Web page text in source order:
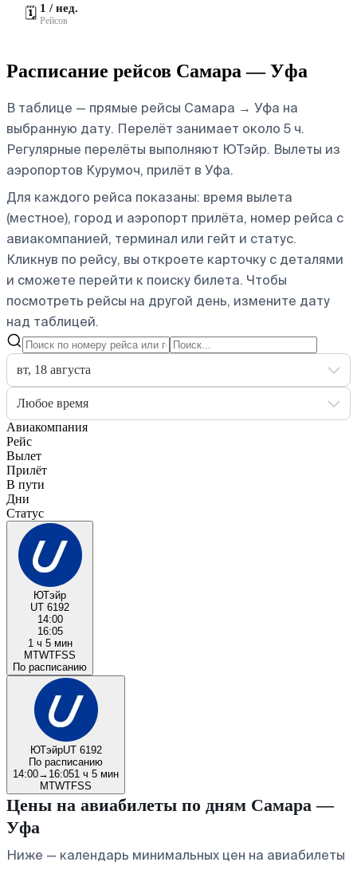
🗓️ 1 / нед.
Рейсов
Расписание рейсов Самара — Уфа
В таблице — прямые рейсы Самара → Уфа на
выбранную дату. Перелёт занимает около 5 ч.
Регулярные перелёты выполняют ЮТэйр. Вылеты из
аэропортов Курумоч, прилёт в Уфа.
Для каждого рейса показаны: время вылета
(местное), город и аэропорт прилёта, номер рейса с
авиакомпанией, терминал или гейт и статус.
Кликнув по рейсу, вы откроете карточку с деталями
и сможете перейти к поиску билета. Чтобы
посмотреть рейсы на другой день, измените дату
над таблицей.
вт, 18 августа
Любое время
Авиакомпания
Рейс
Вылет
Прилёт
В пути
Дни
Статус
ЮТэйр
UT 6192
14:00
16:05
1 ч 5 мин
MTWTFSS
По расписанию
ЮТэйрUT 6192
По расписанию
14:00→ 16:051 ч 5 мин
MTWTFSS
Цены на авиабилеты по дням Самара —
Уфа
Ниже — календарь минимальных цен на авиабилеты